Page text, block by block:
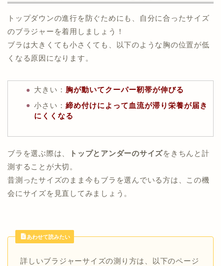
（出典： 倉敷平成病院
トップダウンの進行を防ぐためにも、自分に合ったサイズ
のブラジャーを着用しましょう！
ブラは大きくても小さくても、以下のような胸の位置が低
くなる原因になります。
大きい： 胸が動いてクーパー靭帯が伸びる
小さい： 締め付けによって血流が滞り栄養が届き
にくくなる
ブラを選ぶ際は、 トップとアンダーのサイズをきちんと計
測することが大切。
昔測ったサイズのまま今もブラを選んでいる方は、この機
会にサイズを見直してみましょう。
あわせて読みたい
詳しいブラジャーサイズの測り方は、以下のページ